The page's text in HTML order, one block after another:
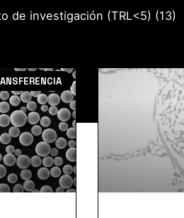
de investigación (TRL<5) (13)